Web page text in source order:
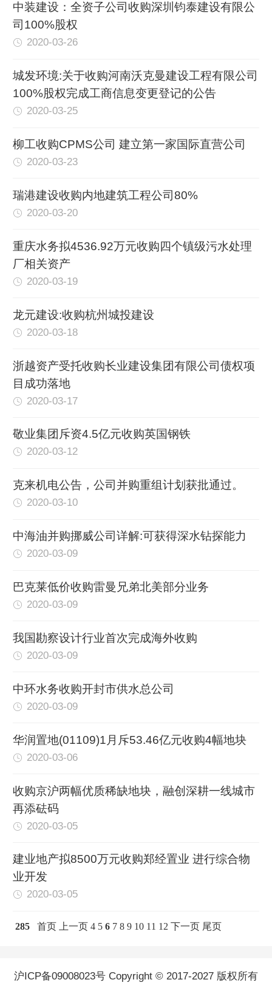
中装建设：全资子公司收购深圳钧泰建设有限公
司100%股权
2020-03-26
城发环境:关于收购河南沃克曼建设工程有限公司
100%股权完成工商信息变更登记的公告
2020-03-25
柳工收购CPMS公司 建立第一家国际直营公司
2020-03-23
瑞港建设收购内地建筑工程公司80%
2020-03-20
重庆水务拟4536.92万元收购四个镇级污水处理
厂相关资产
2020-03-19
龙元建设:收购杭州城投建设
2020-03-18
浙越资产受托收购长业建设集团有限公司债权项
目成功落地
2020-03-17
敬业集团斥资4.5亿元收购英国钢铁
2020-03-12
克来机电公告，公司并购重组计划获批通过。
2020-03-10
中海油并购挪威公司详解:可获得深水钻探能力
2020-03-09
巴克莱低价收购雷曼兄弟北美部分业务
2020-03-09
我国勘察设计行业首次完成海外收购
2020-03-09
中环水务收购开封市供水总公司
2020-03-09
华润置地(01109)1月斥53.46亿元收购4幅地块
2020-03-06
收购京沪两幅优质稀缺地块，融创深耕一线城市
再添砝码
2020-03-05
建业地产拟8500万元收购郑经置业 进行综合物
业开发
2020-03-05
285 首页 上一页 4 5 6 7 8 9 10 11 12 下一页 尾页
沪ICP备09008023号 Copyright © 2017-2027 版权所有